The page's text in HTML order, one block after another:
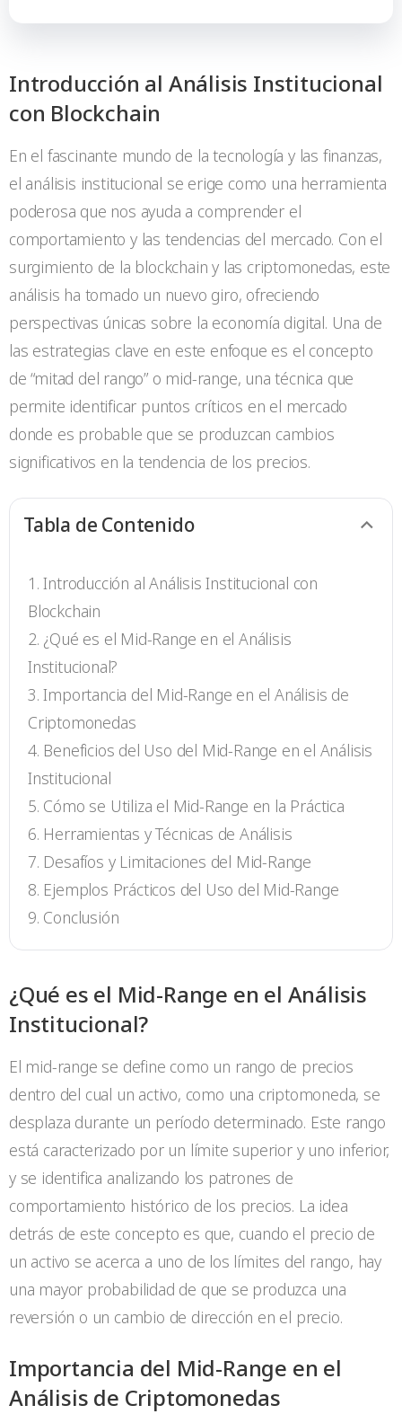
Introducción al Análisis Institucional
con Blockchain
En el fascinante mundo de la tecnología y las finanzas,
el análisis institucional se erige como una herramienta
poderosa que nos ayuda a comprender el
comportamiento y las tendencias del mercado. Con el
surgimiento de la blockchain y las criptomonedas, este
análisis ha tomado un nuevo giro, ofreciendo
perspectivas únicas sobre la economía digital. Una de
las estrategias clave en este enfoque es el concepto
de “mitad del rango” o mid-range, una técnica que
permite identificar puntos críticos en el mercado
donde es probable que se produzcan cambios
significativos en la tendencia de los precios.
Tabla de Contenido
Introducción al Análisis Institucional con
Blockchain
¿Qué es el Mid-Range en el Análisis
Institucional?
Importancia del Mid-Range en el Análisis de
Criptomonedas
Beneficios del Uso del Mid-Range en el Análisis
Institucional
Cómo se Utiliza el Mid-Range en la Práctica
Herramientas y Técnicas de Análisis
Desafíos y Limitaciones del Mid-Range
Ejemplos Prácticos del Uso del Mid-Range
Conclusión
¿Qué es el Mid-Range en el Análisis
Institucional?
El mid-range se define como un rango de precios
dentro del cual un activo, como una criptomoneda, se
desplaza durante un período determinado. Este rango
está caracterizado por un límite superior y uno inferior,
y se identifica analizando los patrones de
comportamiento histórico de los precios. La idea
detrás de este concepto es que, cuando el precio de
un activo se acerca a uno de los límites del rango, hay
una mayor probabilidad de que se produzca una
reversión o un cambio de dirección en el precio.
Importancia del Mid-Range en el
Análisis de Criptomonedas